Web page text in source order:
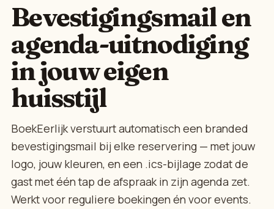
Bevestigingsmail en
agenda-uitnodiging
in jouw eigen
huisstijl
BoekEerlijk verstuurt automatisch een branded
bevestigingsmail bij elke reservering — met jouw
logo, jouw kleuren, en een .ics-bijlage zodat de
gast met één tap de afspraak in zijn agenda zet.
Werkt voor reguliere boekingen én voor events.